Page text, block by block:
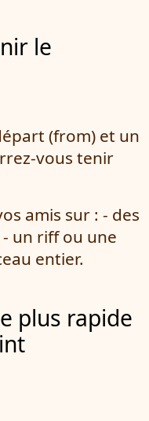
(from) et un
vous tenir
amis sur : - des
un riff ou une
entier.